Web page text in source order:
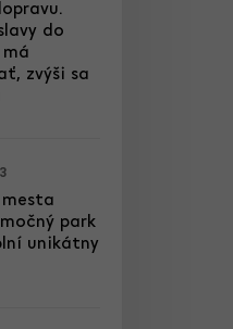
do
má
zvýši sa
park
unikátny